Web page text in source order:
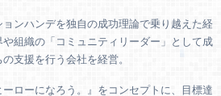
ンハンデを独自の成功理論で乗り越えた経
組織の「コミュニティリーダー」として成
支援を行う会社を経営。
ーローになろう。』をコンセプトに、目標達